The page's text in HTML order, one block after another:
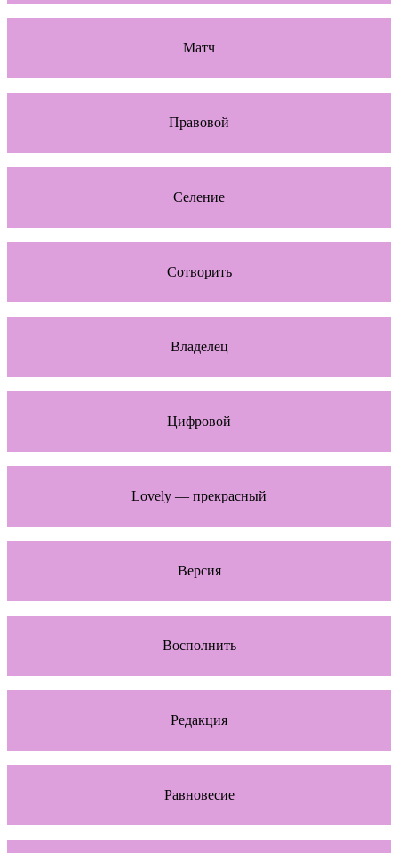
Матч
Правовой
Селение
Сотворить
Владелец
Цифровой
Lovely — прекрасный
Версия
Восполнить
Редакция
Равновесие